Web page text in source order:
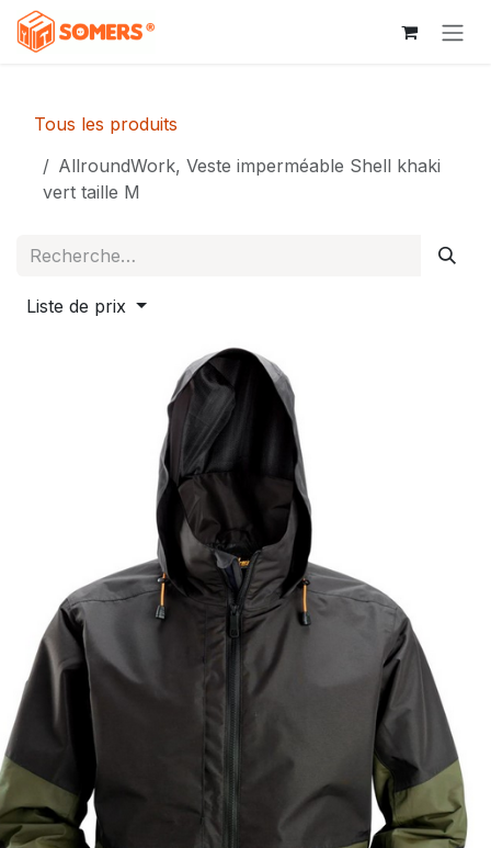
Se rendre au contenu
Tous les produits
AllroundWork, Veste imperméable Shell khaki
vert taille M
Liste de prix